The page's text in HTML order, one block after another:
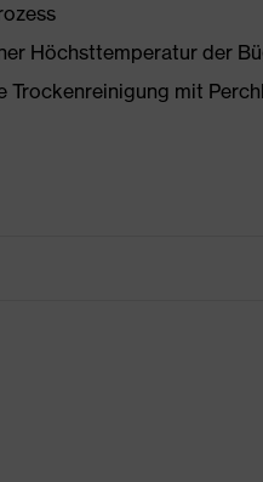
Höchsttemperatur der
Trockenreinigung mit